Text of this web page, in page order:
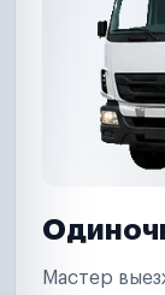
Мастер